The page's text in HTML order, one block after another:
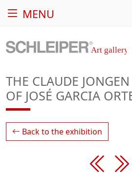
MENU
THE CLAUDE
OF JOSÉ GARCIA
Back to the exhibition